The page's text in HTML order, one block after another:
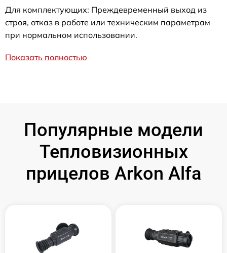
Для комплектующих: Преждевременный выход из
строя, отказ в работе или техническим параметрам
при нормальном использовании.
Показать полностью
Популярные модели
Тепловизионных
прицелов Arkon Alfa